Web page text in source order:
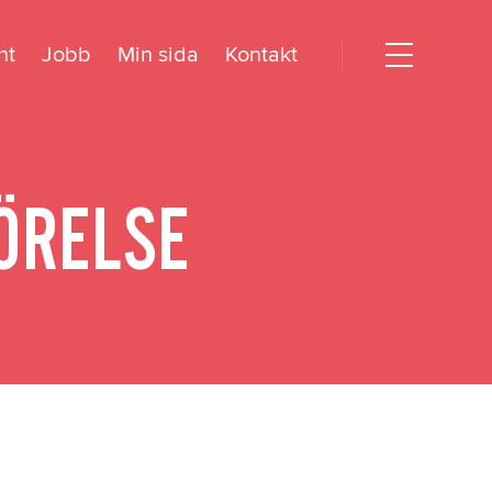
Jobb Min sida Kontakt
Open